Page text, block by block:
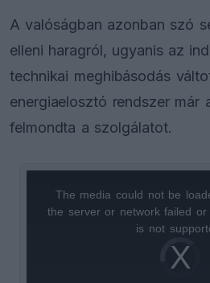
A valóságban azonban szó
elleni haragról, ugyanis az
technikai meghibásodás
energiaelosztó rendszer már
felmondta a szolgálatot.
Video
Player
loading.
The media could not be
the server or network failed
is not